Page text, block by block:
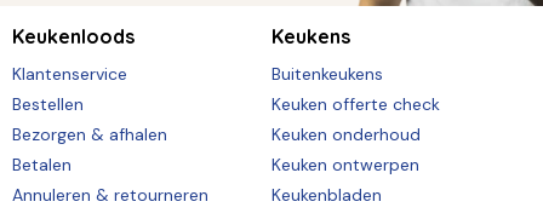
Keukenloods
Klantenservice
Bestellen
Bezorgen & afhalen
Betalen
Annuleren & retourneren
Keukens
Buitenkeukens
Keuken offerte check
Keuken onderhoud
Keuken ontwerpen
Keukenbladen